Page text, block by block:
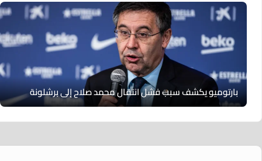
بارتوميو يكشف سبب فشل انتقال محمد صلاح إلى برشلونة